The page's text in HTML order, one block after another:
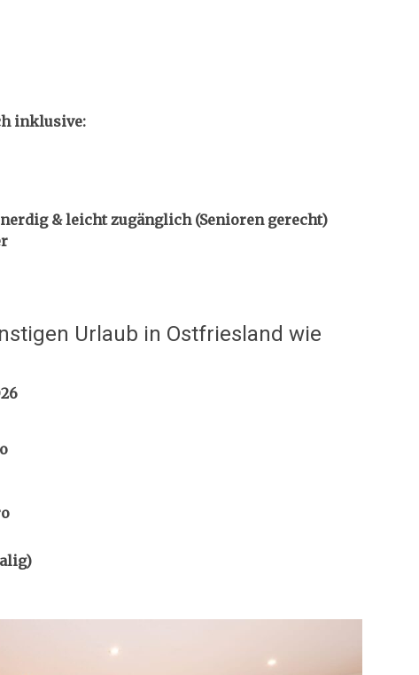
inklusive:
& leicht zugänglich (Senioren gerecht)
Urlaub in Ostfriesland wie